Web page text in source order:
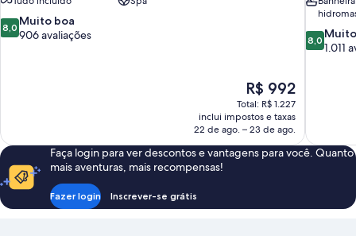
8.0
de
8,0 Muito boa
906 avaliações
O
preço
é
de
R$ 992
R$ 992
Total: R$ 1.227
inclui impostos e taxas
22 de ago. – 23 de ago.
8.0
de
8,0
1.011
Faça login para ver descontos e vantagens para você. Quanto
mais aventuras, mais recompensas!
Fazer login Inscrever-se grátis